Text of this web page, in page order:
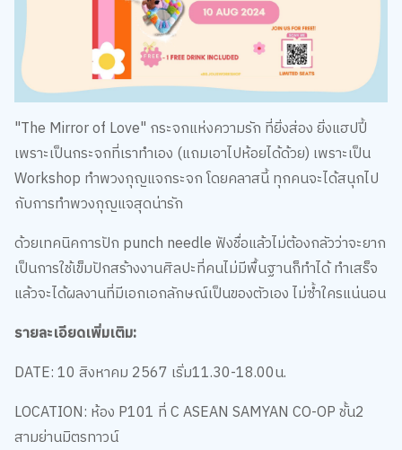
"The Mirror of Love" กระจกแห่งความรัก ที่ยิ่งส่อง ยิ่งแฮปปี้
เพราะเป็นกระจกที่เราทำเอง (แถมเอาไปห้อยได้ด้วย) เพราะเป็น
Workshop ทำพวงกุญแจกระจก โดยคลาสนี้ ทุกคนจะได้สนุกไป
กับการทำพวงกุญแจสุดน่ารัก
ด้วยเทคนิคการปัก punch needle ฟังชื่อแล้วไม่ต้องกลัวว่าจะยาก
เป็นการใช้เข็มปักสร้างงานศิลปะที่คนไม่มีพื้นฐานก็ทำได้ ทำเสร็จ
แล้วจะได้ผลงานที่มีเอกเอกลักษณ์เป็นของตัวเอง ไม่ซ้ำใครแน่นอน
รายละเอียดเพิ่มเติม:
LOCATION: ห้อง P101 ที่ C ASEAN SAMYAN CO-OP ชั้น2
สามย่านมิตรทาวน์